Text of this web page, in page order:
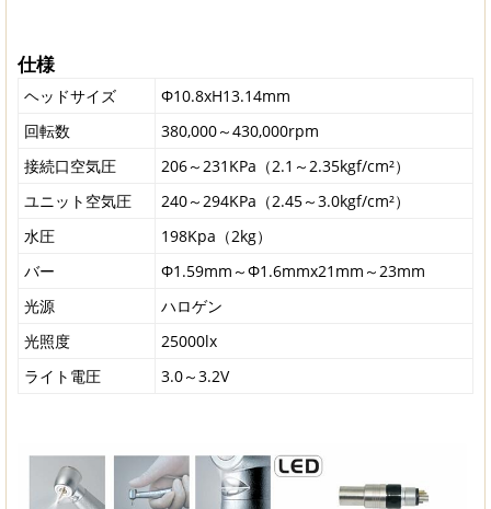
仕様
ヘッドサイズ
Φ10.8xH13.14mm
回転数
380,000～430,000rpm
接続口空気圧
206～231KPa（2.1～2.35kgf/cm²）
ユニット空気圧
240～294KPa（2.45～3.0kgf/cm²）
水圧
198Kpa（2kg）
バー
Φ1.59mm～Φ1.6mmx21mm～23mm
光源
ハロゲン
光照度
25000lx
ライト電圧
3.0～3.2V